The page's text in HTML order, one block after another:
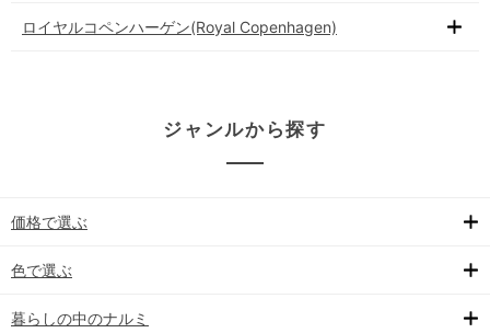
ロイヤルコペンハーゲン(Royal Copenhagen)
ジャンルから探す
価格で選ぶ
色で選ぶ
暮らしの中のナルミ